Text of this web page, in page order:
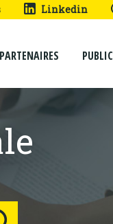
Linkedin
PARTENAIRES